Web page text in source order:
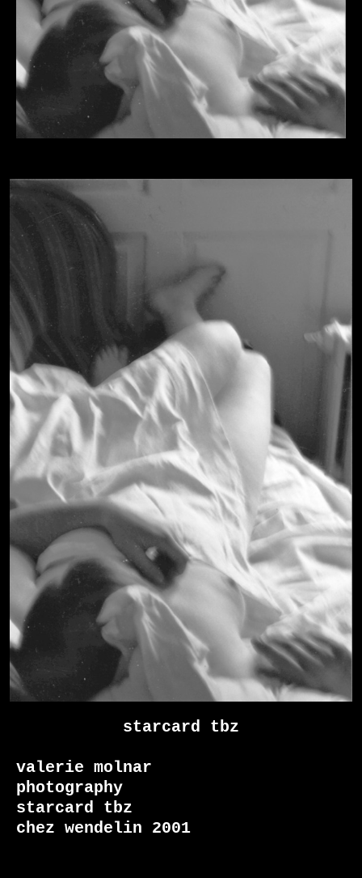
starcard tbz
valerie molnar
photography
starcard tbz
chez wendelin 2001